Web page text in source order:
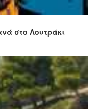
στο Λουτράκι